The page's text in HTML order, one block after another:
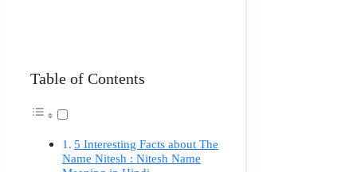
Table of Contents
5 Interesting Facts about The
Name Nitesh : Nitesh Name